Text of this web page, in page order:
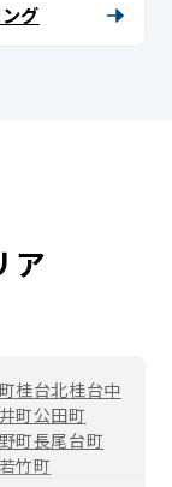
グ
ア
桂台北桂台中
町公田町
町長尾台町
若竹町